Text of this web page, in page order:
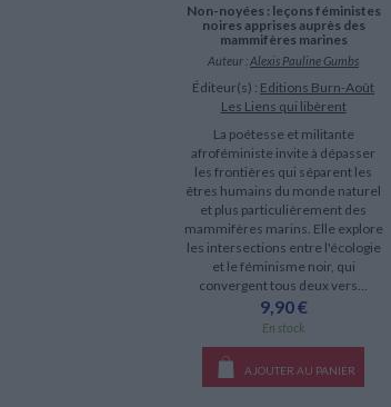
Non-noyées : leçons féministes
noires apprises auprès des
mammifères marines
Auteur : Alexis Pauline Gumbs
Éditeur(s) : Editions Burn-Août
Les Liens qui libèrent
La poétesse et militante
afroféministe invite à dépasser
les frontières qui séparent les
êtres humains du monde naturel
et plus particulièrement des
mammifères marins. Elle explore
les intersections entre l'écologie
et le féminisme noir, qui
convergent tous deux vers...
9,90 €
En stock
AJOUTER AU PANIER